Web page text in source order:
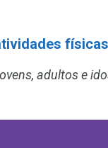
adultos e